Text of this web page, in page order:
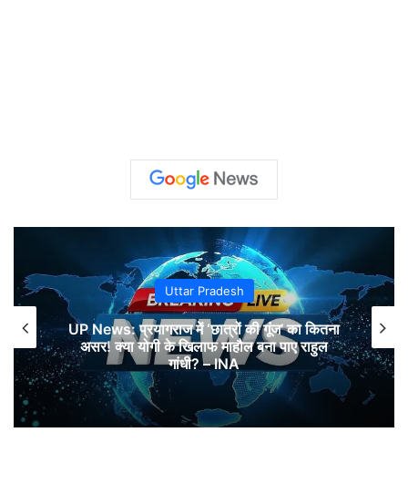
Uttar Pradesh
UP News: प्रयागराज में ‘छात्रों की गूंज’ का कितना
असर! क्या योगी के खिलाफ माहौल बना पाए राहुल
गांधी? – INA